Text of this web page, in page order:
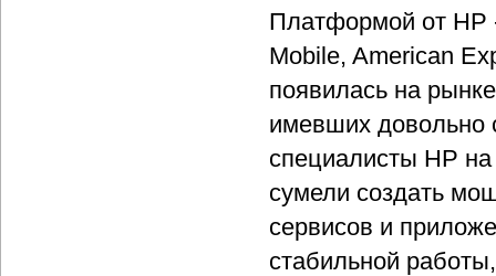
Платформой от HP
Mobile, American
появилась на
имевших довольно
специалисты HP
сумели создать
сервисов и
стабильной